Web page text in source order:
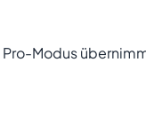
Modus